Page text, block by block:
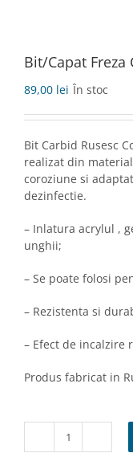
Bit/Capat Freza
89,00 lei În stoc
Bit Carbid Rusesc
realizat din
coroziune si
dezinfectie.
– Inlatura acrylul ,
unghii;
– Se poate folosi
– Rezistenta si
– Efect de
Produs fabricat in
Cantitate